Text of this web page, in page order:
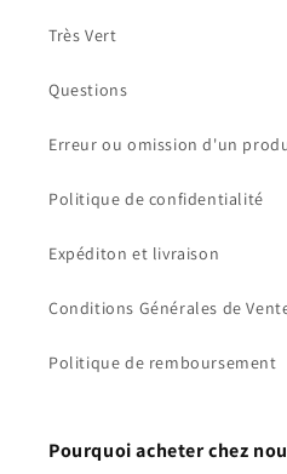
Très Vert
Questions
Erreur ou omission d'un
Politique de confidentialité
Expéditon et livraison
Conditions Générales de
Politique de remboursement
Pourquoi acheter chez